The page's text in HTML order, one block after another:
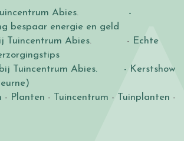
Abies.
-
bespaar energie en geld
Tuincentrum Abies. - Echte
Tuincentrum Abies.
- Kerstshow
- Planten - Tuincentrum - Tuinplanten -